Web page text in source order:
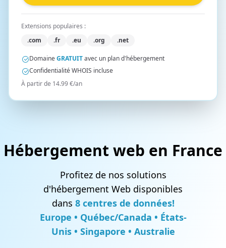
Extensions populaires :
.com
.fr .eu .org .net
DomaineGRATUITavec un plan d'hébergement
Confidentialité WHOIS incluse
À partir de 14.99 €/an
Hébergement web en France
Profitez de nos solutions
d'hébergement Web disponibles
dans 8 centres de données!
Europe • Québec/Canada • États-
Unis • Singapore • Australie